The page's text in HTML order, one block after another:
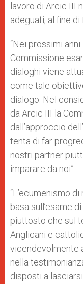
lavoro di Arcic III
adeguati, al fine di
“Nei prossimi
Commissione
dialoghi viene
come tale
dialogo. Nel
da Arcic III la
dall’approccio
tenta di far
nostri partner
imparare da noi”.
“L’ecumenismo
basa sull’esame
piuttosto che sul
Anglicani e
vicendevolmente
nella
disposti a